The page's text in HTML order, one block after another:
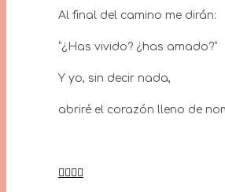
Al final del camino me dirán:
“¿Has vivido? ¿has amado?”
Y yo, sin decir nada,
abriré el corazón lleno de